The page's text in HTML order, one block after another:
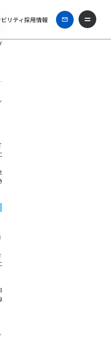
リティ採用情報
4日
ーズ